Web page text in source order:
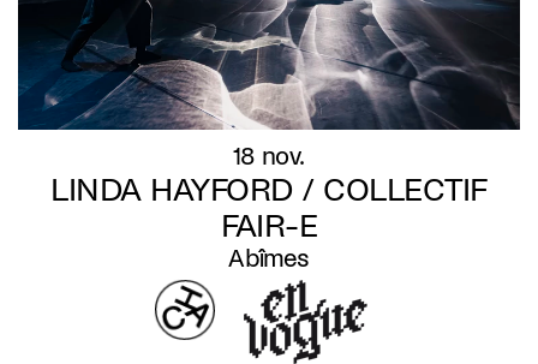
18 nov.
LINDA HAYFORD / COLLECTIF
FAIR-E
Abîmes